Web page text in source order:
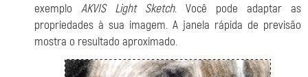
exemplo AKVIS Light Sketch. Você pode adaptar as
propriedades à sua imagem. A janela rápida de previsão
mostra o resultado aproximado.